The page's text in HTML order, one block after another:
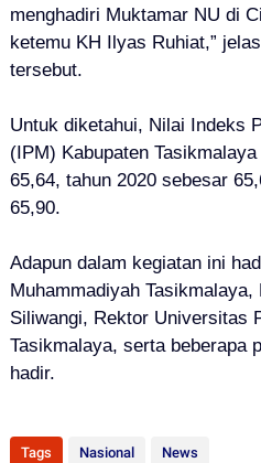
menghadiri Muktamar NU di
ketemu KH Ilyas Ruhiat,”
tersebut.
Untuk diketahui, Nilai Indeks
(IPM) Kabupaten
65,64, tahun 2020 sebesar
65,90.
Adapun dalam kegiatan ini
Muhammadiyah
Siliwangi, Rektor Universitas
Tasikmalaya, serta beberapa
hadir.
Tags Nasional News